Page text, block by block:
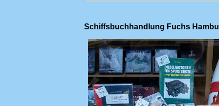
Schiffsbuchhandlung Fuchs